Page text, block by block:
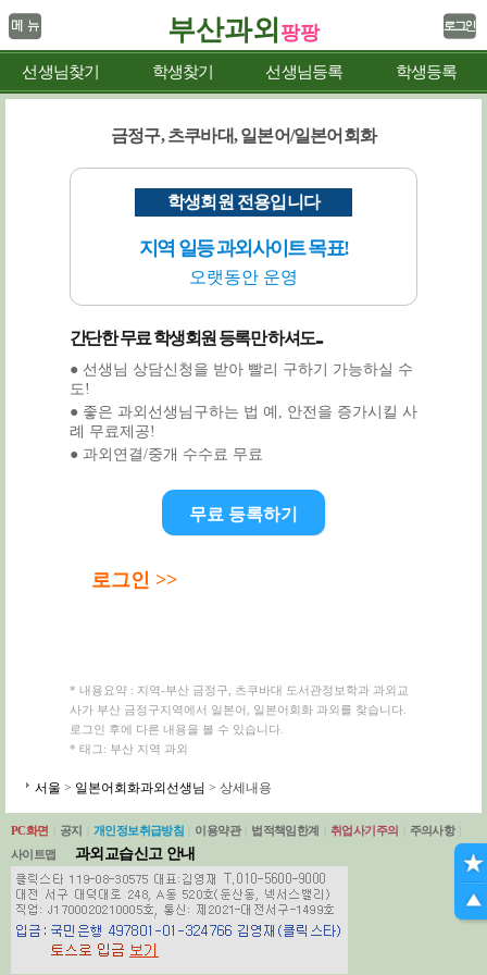
부산과외 팡팡
선생님찾기 학생찾기 선생님등록 학생등록
금정구, 츠쿠바대, 일본어/일본어회화
학생회원 전용입니다
지역 일등 과외사이트 목표!
오랫동안 운영
간단한 무료 학생회원 등록만 하셔도...
● 선생님 상담신청을 받아 빨리 구하기 가능하실 수
도!
● 좋은 과외선생님구하는 법 예, 안전을 증가시킬 사
례 무료제공!
● 과외연결/중개 수수료 무료
무료 등록하기
로그인 >>
* 내용요약 : 지역-부산 금정구, 츠쿠바대 도서관정보학과 과외교
사가 부산 금정구지역에서 일본어, 일본어회화 과외를 찾습니다.
로그인 후에 다른 내용을 볼 수 있습니다.
* 태그: 부산 지역 과외
서울 > 일본어회화과외선생님 > 상세내용
PC화면 공지 개인정보취급방침 이용약관 법적책임한계 취업사기주의 주의사항
사이트맵
과외교습신고 안내